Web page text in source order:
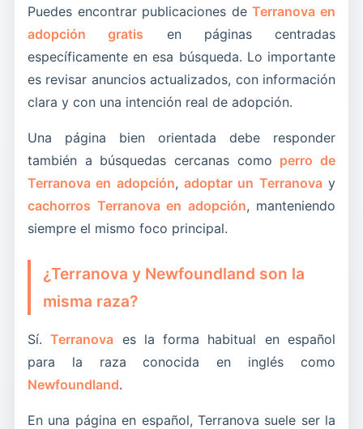
con una decisión algo más pensada y menos
impulsiva.
capa útil para captar una forma muy habitual de
buscar dentro del mundo de la adopción.
Trabajada con naturalidad, esta formulación
ayuda a captar búsquedas de más precisión sin
dañar la coherencia general de la página.
Trabajada con naturalidad, esta formulación
ayuda a captar búsquedas de más precisión sin
dañar la coherencia general de la página.
útil y avanzar hacia el contacto.
Cuando esta expresión aparece bien integrada,
la página gana utilidad práctica. Refuerza la idea
de que el contenido no está ahí solo para ocupar
real con suficiente profundidad y claridad.
Puedes encontrar publicaciones deTerranova en
adopción gratis en páginas centradas
específicamente en esa búsqueda. Lo importante
es revisar anuncios actualizados, con información
clara y con una intención real de adopción.
Una página bien orientada debe responder
también a búsquedas cercanas como perro de
Terranova en adopción,adoptar un Terranovay
cachorros Terranova en adopción, manteniendo
siempre el mismo foco principal.
¿Terranova y Newfoundland son la
misma raza?
Sí.Terranova es la forma habitual en español
para la raza conocida en inglés como
Newfoundland.
En una página en español, Terranova suele ser la